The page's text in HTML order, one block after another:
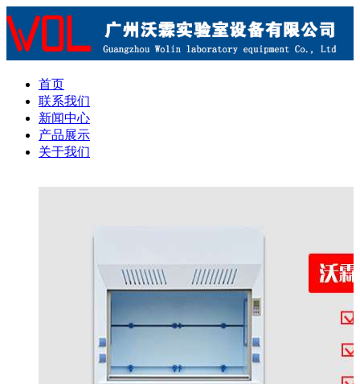
首页
联系我们
新闻中心
产品展示
关于我们